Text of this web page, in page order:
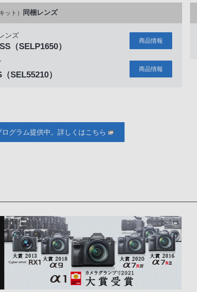
ット） 同梱レンズ
ンズ
（SELP1650）
商品情報
（SEL55210）
商品情報
グラム提供中。詳しくはこちら